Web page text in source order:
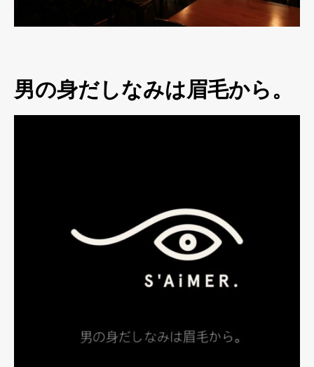
男の身だしなみは眉毛から。